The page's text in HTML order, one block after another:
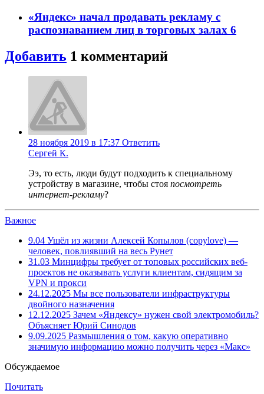
«Яндекс» начал продавать рекламу с
распознаванием лиц в торговых залах 6
Добавить 1 комментарий
28 ноября 2019 в 17:37 Ответить
Сергей К.
Ээ, то есть, люди будут подходить к специальному
устройству в магазине, чтобы стоя посмотреть
интернет-рекламу?
Важное
9.04 Ушёл из жизни Алексей Копылов (copylove) —
человек, повлиявший на весь Рунет
31.03 Минцифры требует от топовых российских веб-
проектов не оказывать услуги клиентам, сидящим за
VPN и прокси
24.12.2025 Мы все пользователи инфраструктуры
двойного назначения
12.12.2025 Зачем «Яндексу» нужен свой электромобиль?
Объясняет Юрий Синодов
9.09.2025 Размышления о том, какую оперативно
значимую информацию можно получить через «Макс»
Обсуждаемое
Почитать